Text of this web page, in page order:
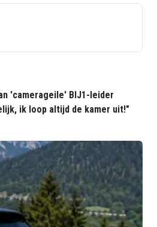
'camerageile' BIJ1-leider
ik loop altijd de kamer uit!"